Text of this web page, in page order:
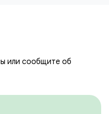
или сообщите об